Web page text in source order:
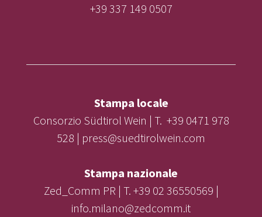
+39 337 149 0507
Stampa locale
Consorzio Südtirol Wein | T. +39 0471 978
528 | press@suedtirolwein.com
Stampa nazionale
Zed_Comm PR | T. +39 02 36550569 |
info.milano@zedcomm.it